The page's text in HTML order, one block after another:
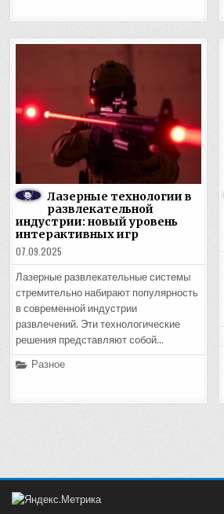
Лазерные технологии в
развлекательной
индустрии: новый уровень
интерактивных игр
07.09.2025
Лазерные развлекательные системы
стремительно набирают популярность
в современной индустрии
развлечений. Эти технологические
решения представляют собой…
Posted
Разное